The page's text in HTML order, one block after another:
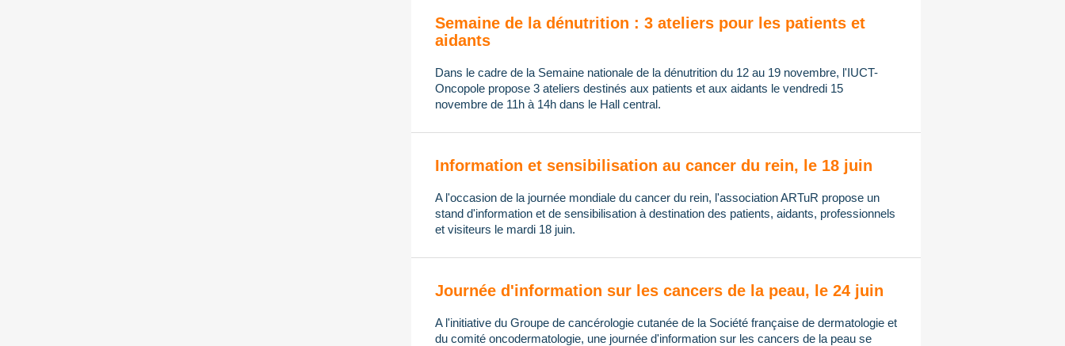
Semaine de la dénutrition : 3 ateliers pour les patients et
aidants
Dans le cadre de la Semaine nationale de la dénutrition du 12 au 19 novembre, l'IUCT-
Oncopole propose 3 ateliers destinés aux patients et aux aidants le vendredi 15
novembre de 11h à 14h dans le Hall central.
Information et sensibilisation au cancer du rein, le 18 juin
A l'occasion de la journée mondiale du cancer du rein, l'association ARTuR propose un
stand d'information et de sensibilisation à destination des patients, aidants, professionnels
et visiteurs le mardi 18 juin.
Journée d'information sur les cancers de la peau, le 24 juin
A l'initiative du Groupe de cancérologie cutanée de la Société française de dermatologie et
du comité oncodermatologie, une journée d'information sur les cancers de la peau se